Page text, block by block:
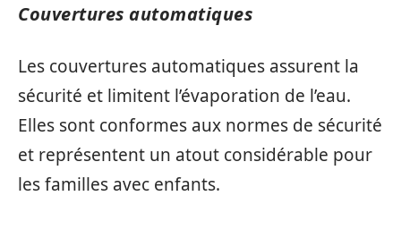
Couvertures automatiques
Les couvertures automatiques assurent la
sécurité et limitent l’évaporation de l’eau.
Elles sont conformes aux normes de sécurité
et représentent un atout considérable pour
les familles avec enfants.